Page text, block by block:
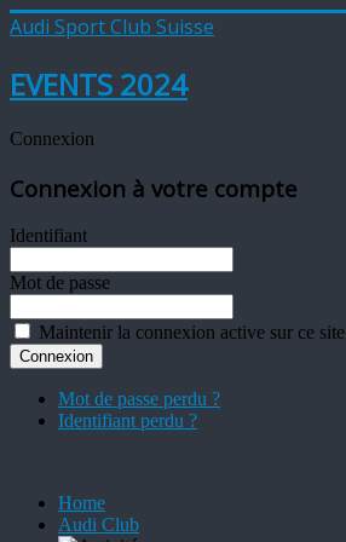
Audi Sport Club Suisse
EVENTS 2024
Connexion
Connexion à votre compte
Identifiant
Mot de passe
Maintenir la connexion active sur ce site
Mot de passe perdu ?
Identifiant perdu ?
Home
Audi Club